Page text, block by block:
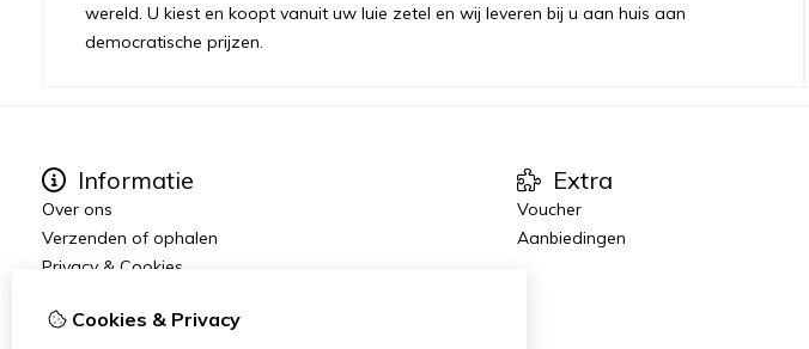
wereld. U kiest en koopt vanuit uw luie zetel en wij leveren bij u aan huis aan
democratische prijzen.
Informatie
Over ons
Verzenden of ophalen
Privacy & Cookies
Extra
Voucher
Aanbiedingen
Cookies & Privacy